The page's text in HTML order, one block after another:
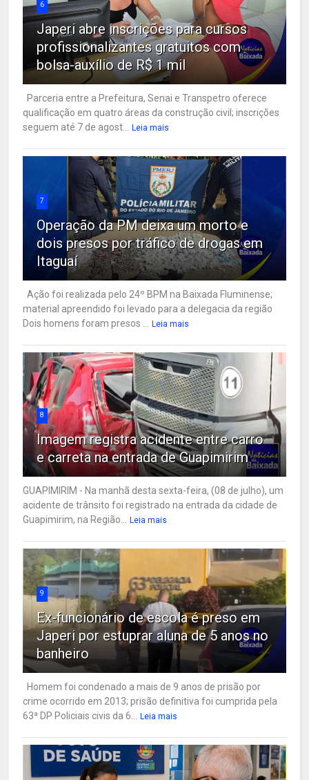
6
Japeri abre inscrições para cursos
profissionalizantes gratuitos com
bolsa-auxílio de R$ 1 mil
Parceria entre a Prefeitura, Senai e Transpetro oferece
qualificação em quatro áreas da construção civil; inscrições
seguem até 7 de agost...
Leia mais
7
Operação da PM deixa um morto e
dois presos por tráfico de drogas em
Itaguaí
Ação foi realizada pelo 24º BPM na Baixada Fluminense;
material apreendido foi levado para a delegacia da região
Dois homens foram presos ...
Leia mais
8
Imagem registra acidente entre carro
e carreta na entrada de Guapimirim
GUAPIMIRIM - Na manhã desta sexta-feira, (08 de julho), um
acidente de trânsito foi registrado na entrada da cidade de
Guapimirim, na Região...
Leia mais
9
Ex-funcionário de escola é preso em
Japeri por estuprar aluna de 5 anos no
banheiro
Homem foi condenado a mais de 9 anos de prisão por
crime ocorrido em 2013; prisão definitiva foi cumprida pela
63ª DP Policiais civis da 6...
Leia mais